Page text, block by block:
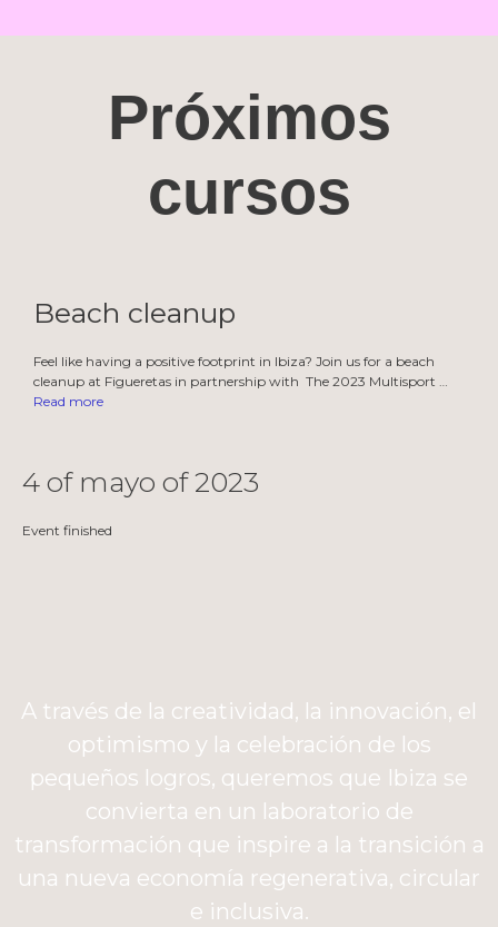
Próximos
cursos
Beach cleanup
Feel like having a positive footprint in Ibiza? Join us for a beach
cleanup at Figueretas in partnership with The 2023 Multisport …
Read more
4 of mayo of 2023
Event finished
A través de la creatividad, la innovación, el
optimismo y la celebración de los
pequeños logros, queremos que Ibiza se
convierta en un laboratorio de
transformación que inspire a la transición a
una nueva economía regenerativa, circular
e inclusiva.